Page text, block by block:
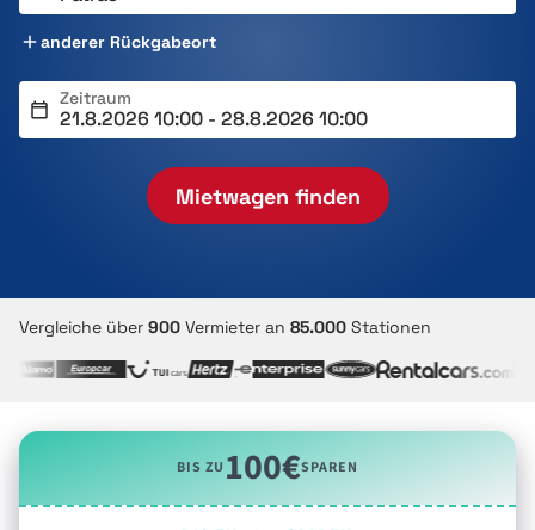
anderer Rückgabeort
Zeitraum
Mietwagen finden
Vergleiche über 900 Vermieter an 85.000 Stationen
BIS ZU100€SPAREN